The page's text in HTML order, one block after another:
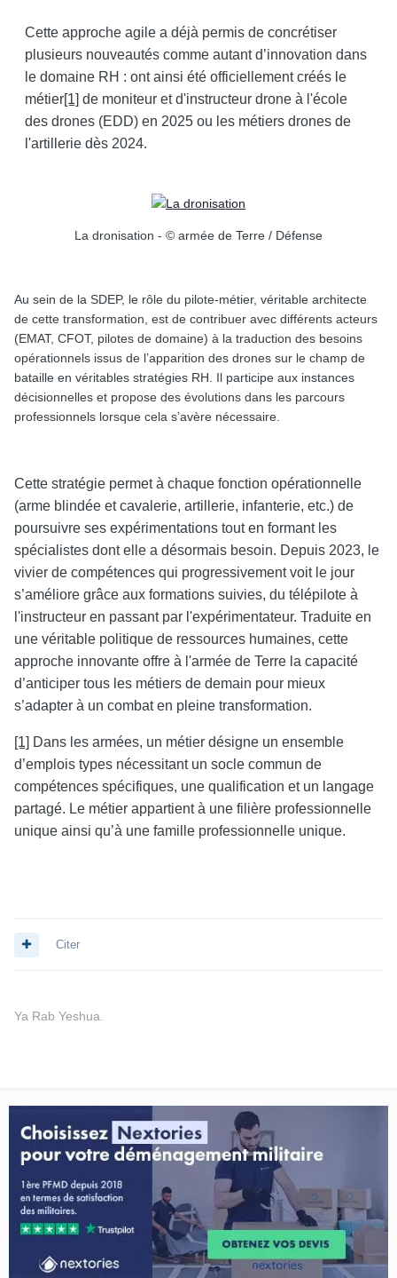
Cette approche agile a déjà permis de concrétiser
plusieurs nouveautés comme autant d’innovation dans
le domaine RH : ont ainsi été officiellement créés le
métier[1] de moniteur et d'instructeur drone à l'école
des drones (EDD) en 2025 ou les métiers drones de
l'artillerie dès 2024.
La dronisation - © armée de Terre / Défense
Au sein de la SDEP, le rôle du pilote-métier, véritable architecte
de cette transformation, est de contribuer avec différents acteurs
(EMAT, CFOT, pilotes de domaine) à la traduction des besoins
opérationnels issus de l’apparition des drones sur le champ de
bataille en véritables stratégies RH. Il participe aux instances
décisionnelles et propose des évolutions dans les parcours
professionnels lorsque cela s’avère nécessaire.
Cette stratégie permet à chaque fonction opérationnelle
(arme blindée et cavalerie, artillerie, infanterie, etc.) de
poursuivre ses expérimentations tout en formant les
spécialistes dont elle a désormais besoin. Depuis 2023, le
vivier de compétences qui progressivement voit le jour
s’améliore grâce aux formations suivies, du télépilote à
l'instructeur en passant par l'expérimentateur. Traduite en
une véritable politique de ressources humaines, cette
approche innovante offre à l'armée de Terre la capacité
d’anticiper tous les métiers de demain pour mieux
s’adapter à un combat en pleine transformation.
[1] Dans les armées, un métier désigne un ensemble
d’emplois types nécessitant un socle commun de
compétences spécifiques, une qualification et un langage
partagé. Le métier appartient à une filière professionnelle
unique ainsi qu’à une famille professionnelle unique.
Citer
Ya Rab Yeshua.